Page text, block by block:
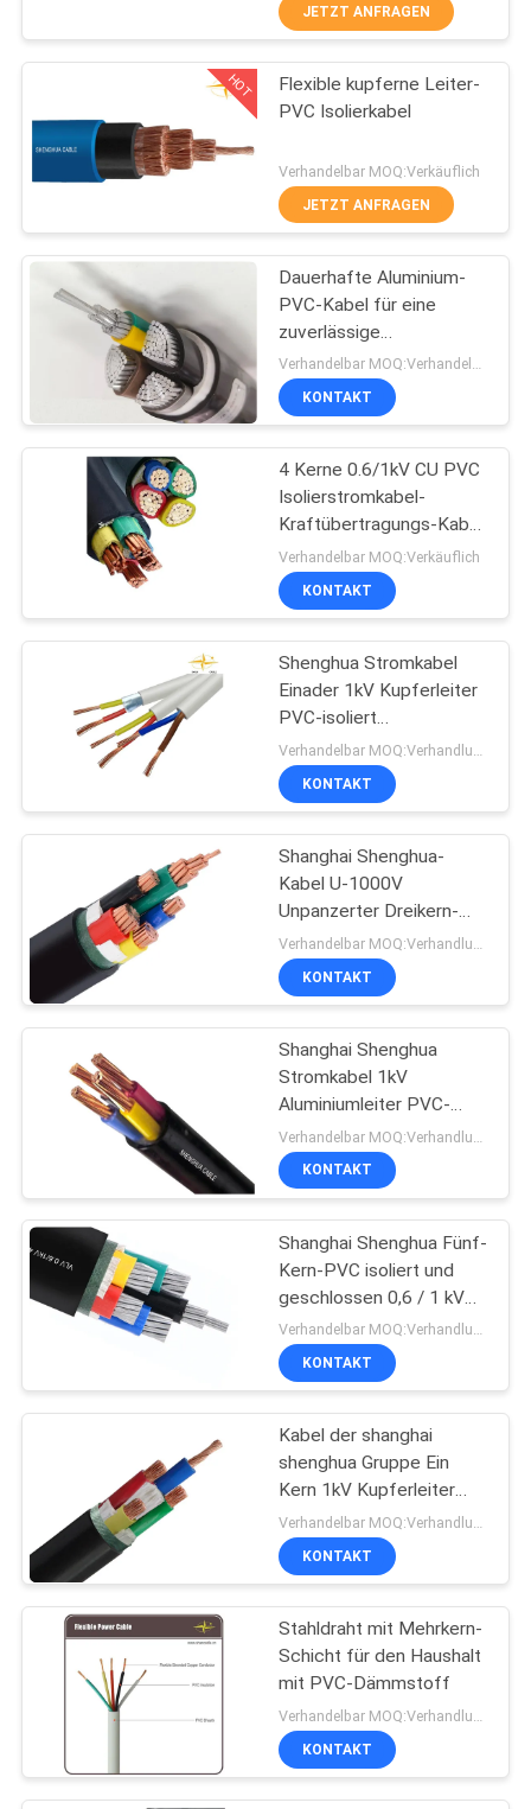
FABRIK
QUALITÄTSKONTROLLE
KONTAKT
NACHRICHTEN
REFERENZEN
NEWS
SITEMAP
DATENSCHUTZRICHTLINIE
PVC-isolierte Kabel
elektrische Kabel
197
niedriger Rauch null
Halogenkabel
140
Feuerbeständige
Kabel
Bloßer Leiter
90
Antenne
zusammengerolltes
Kabel
Gummi umhülltes
Kabel
95
JETZT ANFRAGEN
HOT
Flexible kupferne Leiter-
PVC Isolierkabel
Verhandelbar MOQ:Verkäuflich
JETZT ANFRAGEN
Dauerhafte Aluminium-
PVC-Kabel für eine
zuverlässige
Niederspannungsverteilung
Verhandelbar MOQ:Verhandelbar
KONTAKT
4 Kerne 0.6/1kV CU PVC
Isolierstromkabel-
Kraftübertragungs-Kabel
mit Iec bestätigt
Verhandelbar MOQ:Verkäuflich
KONTAKT
Shenghua Stromkabel
Einader 1kV Kupferleiter
PVC-isoliert
ummanteltes
Elektrokabel
KONTAKT
Shanghai Shenghua-
Kabel U-1000V
Unpanzerter Dreikern-
Aluminium-Leiter PVC-
isolierter und gehüllter
Kabel
KONTAKT
Shanghai Shenghua
Stromkabel 1kV
Aluminiumleiter PVC-
isoliert & -ummantelt
zweiadriges unarmiertes
Stromkabel
KONTAKT
Shanghai Shenghua Fünf-
Kern-PVC isoliert und
geschlossen 0,6 / 1 kV
ungepanzertes
Aluminiumleitkabel
Verhandelbar MOQ:Verhandlungsfähig
KONTAKT
Kabel der shanghai
shenghua Gruppe Ein
Kern 1kV Kupferleiter
PVC Isolierkabel PVC-
Gehäuse Elektrokabel
Verhandelbar MOQ:Verhandlungsfähig
KONTAKT
Stahldraht mit Mehrkern-
Schicht für den Haushalt
mit PVC-Dämmstoff
KONTAKT